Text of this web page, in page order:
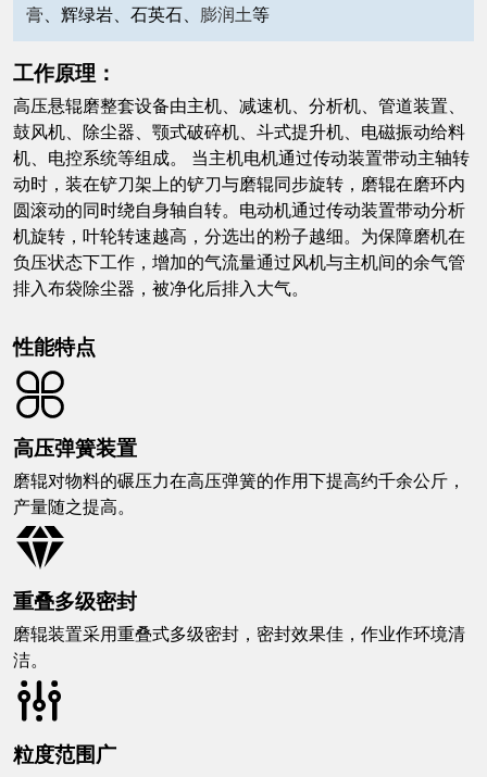
膏、辉绿岩、石英石、 膨润土等
工作原理：
高压悬辊磨整套设备由主机、减速机、分析机、管道装置、
鼓风机、除尘器、颚式破碎机、斗式提升机、电磁振动给料
机、电控系统等组成。 当主机电机通过传动装置带动主轴转
动时，装在铲刀架上的铲刀与磨辊同步旋转，磨辊在磨环内
圆滚动的同时绕自身轴自转。电动机通过传动装置带动分析
机旋转，叶轮转速越高，分选出的粉子越细。为保障磨机在
负压状态下工作，增加的气流量通过风机与主机间的余气管
排入布袋除尘器，被净化后排入大气。
性能特点
高压弹簧装置
磨辊对物料的碾压力在高压弹簧的作用下提高约千余公斤，
产量随之提高。
重叠多级密封
磨辊装置采用重叠式多级密封，密封效果佳，作业作环境清
洁。
粒度范围广